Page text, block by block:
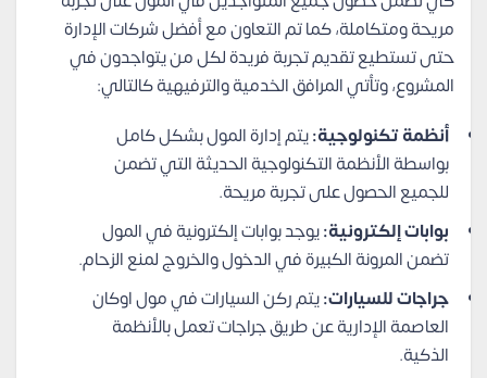
مريحة ومتكاملة، كما تم التعاون مع أفضل شركات الإدارة
حتى تستطيع تقديم تجربة فريدة لكل من يتواجدون في
المشروع، وتأتي المرافق الخدمية والترفيهية كالتالي:
أنظمة تكنولوجية:يتم إدارة المول بشكل كامل
بواسطة الأنظمة التكنولوجية الحديثة التي تضمن
للجميع الحصول على تجربة مريحة.
بوابات إلكترونية:يوجد بوابات إلكترونية في المول
تضمن المرونة الكبيرة في الدخول والخروج لمنع الزحام.
جراجات للسيارات:يتم ركن السيارات في مول اوكان
العاصمة الإدارية عن طريق جراجات تعمل بالأنظمة
الذكية.